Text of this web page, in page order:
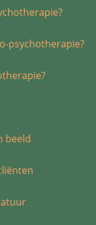
psychotherapie?
beeld